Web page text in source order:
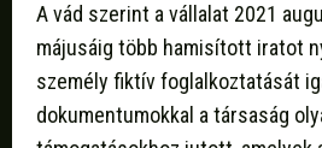
A vád szerint a vállalat 2021
májusáig több hamisított iratot
személy fiktív foglalkoztatását
dokumentumokkal a társaság